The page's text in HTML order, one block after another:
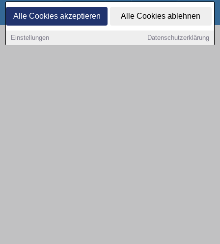
Alle Cookies akzeptieren Alle Cookies ablehnen
Einstellungen Datenschutzerklärung
Datenschutz Cookies
Copyright © 2000 - 2026 | 1A Infosysteme GmbH | Content by: 1a-sites-autos